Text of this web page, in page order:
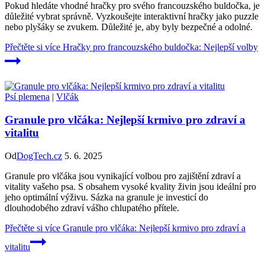
Pokud hledáte vhodné hračky pro svého francouzského buldočka, je
důležité vybrat správně. Vyzkoušejte interaktivní hračky jako puzzle
nebo plyšáky se zvukem. Důležité je, aby byly bezpečné a odolné.
Přečtěte si více Hračky pro francouzského buldočka: Nejlepší volby
Psí plemena | Vlčák
Granule pro vlčáka: Nejlepší krmivo pro zdraví a
vitalitu
OdDogTech.cz 5. 6. 2025
Granule pro vlčáka jsou vynikající volbou pro zajištění zdraví a
vitality vašeho psa. S obsahem vysoké kvality živin jsou ideální pro
jeho optimální výživu. Sázka na granule je investicí do
dlouhodobého zdraví vášho chlupatého přítele.
Přečtěte si více Granule pro vlčáka: Nejlepší krmivo pro zdraví a
vitalitu